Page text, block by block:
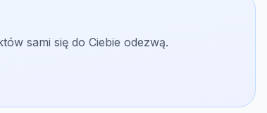
sami się do Ciebie odezwą.